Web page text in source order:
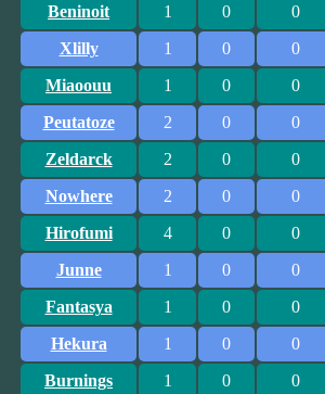
Beninoit
1 0 0
Xlilly
1 0 0
Miaoouu
1 0 0
Peutatoze
2 0 0
Zeldarck
2 0 0
Nowhere
2 0 0
Hirofumi
4 0 0
Junne
1 0 0
Fantasya
1 0 0
Hekura
1 0 0
Burnings
1 0 0